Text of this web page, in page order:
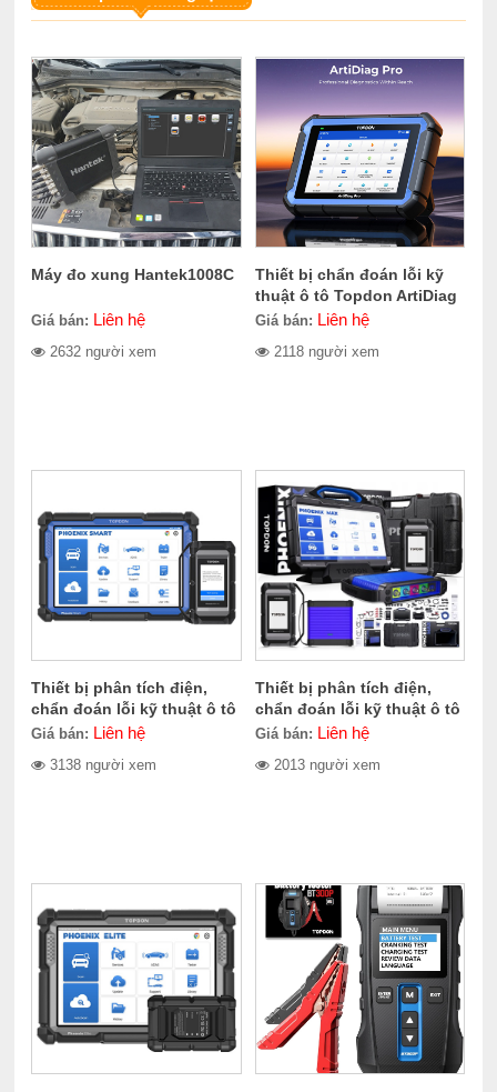
Máy đo xung Hantek1008C
Giá bán: Liên hệ
2632 người xem
Thiết bị chẩn đoán lỗi kỹ
thuật ô tô Topdon ArtiDiag
Pro
Giá bán: Liên hệ
2118 người xem
Thiết bị phân tích điện,
chẩn đoán lỗi kỹ thuật ô tô
Topdon Phoenix Smart
Giá bán: Liên hệ
3138 người xem
Thiết bị phân tích điện,
chẩn đoán lỗi kỹ thuật ô tô
Phoenix Max
Giá bán: Liên hệ
2013 người xem